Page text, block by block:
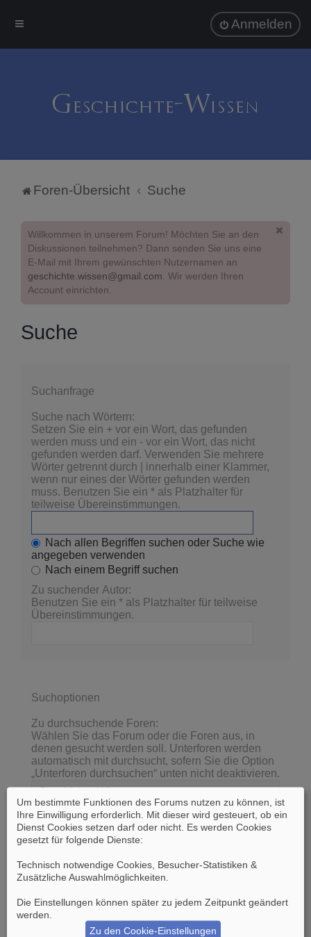
Anmelden
Foren-Übersicht Suche
Willkommen in unserem Forum! Möchten Sie an den
Diskussionen teilnehmen? Dann senden Sie uns eine
E-Mail mit Ihrem gewünschten Nutzernamen an
geschichte.wissen@gmail.com. Wir werden Ihren
Account einrichten.
Suche
Suchanfrage
Suche nach Wörtern:
Setzen Sie ein + vor ein Wort, das gefunden
werden muss und ein - vor ein Wort, das nicht
gefunden werden darf. Verwenden Sie mehrere
Wörter getrennt durch
innerhalb einer Klammer,
wenn nur eines der Wörter gefunden werden
muss. Benutzen Sie ein * als Platzhalter für
teilweise Übereinstimmungen.
Nach allen Begriffen suchen oder Suche wie
angegeben verwenden
Nach einem Begriff suchen
Zu suchender Autor:
Benutzen Sie ein * als Platzhalter für teilweise
Übereinstimmungen.
Suchoptionen
Zu durchsuchende Foren:
Wählen Sie das Forum oder die Foren aus, in
denen gesucht werden soll. Unterforen werden
automatisch mit durchsucht, sofern Sie die Option
„Unterforen durchsuchen“ unten nicht deaktivieren.
Unterforen durchsuchen:
Nein
Um bestimmte Funktionen des Forums nutzen zu können, ist
Ihre Einwilligung erforderlich. Mit dieser wird gesteuert, ob ein
Dienst Cookies setzen darf oder nicht. Es werden Cookies
gesetzt für folgende Dienste:
Technisch notwendige Cookies, Besucher-Statistiken &
Zusätzliche Auswahlmöglichkeiten
Die Einstellungen können später zu jedem Zeitpunkt geändert
werden.
Zu den Cookie-Einstellungen